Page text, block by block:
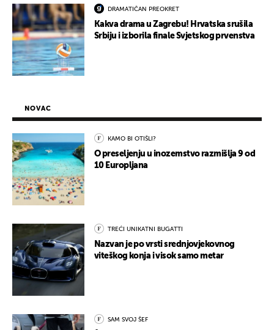
DRAMATIČAN PREOKRET
Kakva drama u Zagrebu! Hrvatska srušila
Srbiju i izborila finale Svjetskog prvenstva
NOVAC
KAMO BI OTIŠLI?
O preseljenju u inozemstvo razmišlja 9 od
10 Europljana
TREĆI UNIKATNI BUGATTI
Nazvan je po vrsti srednjovjekovnog
viteškog konja i visok samo metar
SAM SVOJ ŠEF